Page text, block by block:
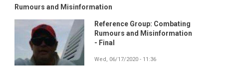
Rumours and Misinformation
Reference Group: Combating
Rumours and Misinformation
- Final
Wed, 06/17/2020 - 11:36